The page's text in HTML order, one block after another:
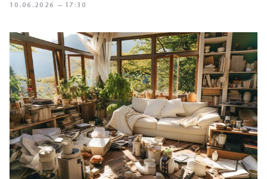
10.06.2026 — 17:30